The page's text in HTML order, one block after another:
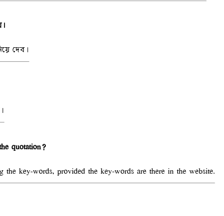
দেব।
quotation?
key-words, provided the key-words are there in the website.